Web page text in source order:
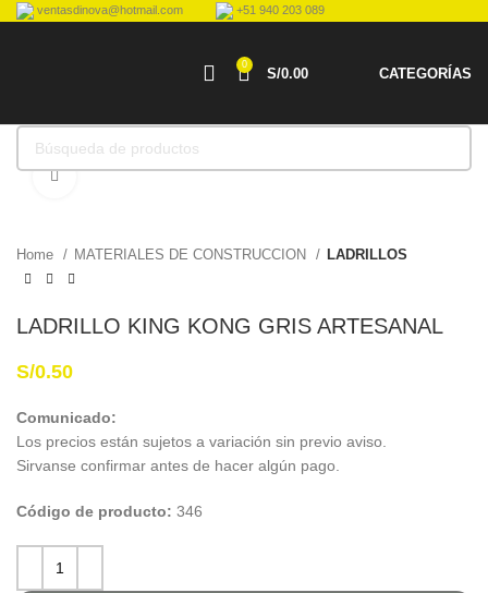
ventasdinova@hotmail.com +51 940 203 089
0
S/0.00 CATEGORÍAS
Haga Click para agrandar
Home MATERIALES DE CONSTRUCCION LADRILLOS
LADRILLO KING KONG GRIS ARTESANAL
S/0.50
Comunicado:
Los precios están sujetos a variación sin previo aviso.
Sirvanse confirmar antes de hacer algún pago.
Código de producto: 346